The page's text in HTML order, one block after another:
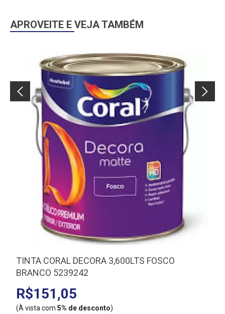
APROVEITE E VEJA TAMBÉM
TINTA CORAL DECORA 3,600LTS FOSCO
BRANCO 5239242
R$151,05
(À vista com 5% de desconto)